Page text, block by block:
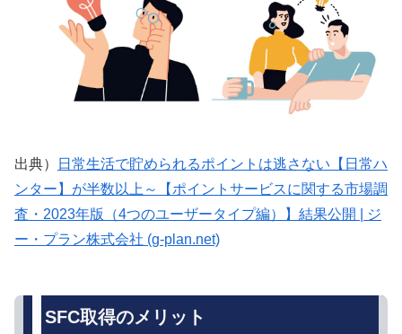
出典）
日常生活で貯められるポイントは逃さない【日常ハ
ンター】が半数以上～【ポイントサービスに関する市場調
査・2023年版（4つのユーザータイプ編）】結果公開 | ジ
ー・プラン株式会社 (g-plan.net)
SFC取得のメリット